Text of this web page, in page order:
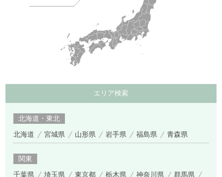
エリア検索
北海道・東北
北海道 宮城県 山形県 岩手県 福島県 青森県
関東
千葉県 埼玉県 東京都 栃木県 神奈川県 群馬県